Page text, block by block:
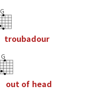
G
troubadour
G
out of head